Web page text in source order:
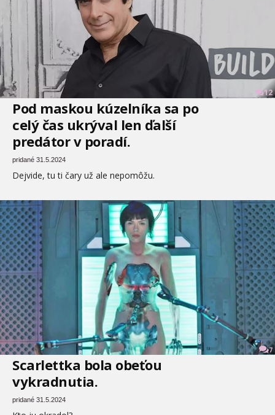
12
Pod maskou kúzelníka sa po
celý čas ukrýval len ďalší
predátor v poradí.
pridané 31.5.2024
Dejvide, tu ti čary už ale nepomôžu.
7
Scarlettka bola obeťou
vykradnutia.
pridané 31.5.2024